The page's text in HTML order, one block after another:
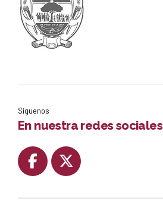
Síguenos
En nuestra redes sociales